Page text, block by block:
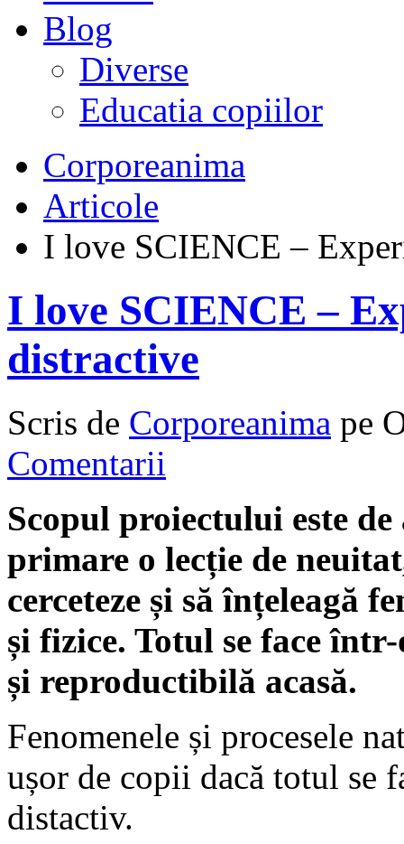
Blog
Diverse
Educatia copiilor
Corporeanima
Articole
I love SCIENCE –
I love SCIENCE –
distractive
Scris de Corporeanima pe
Comentarii
Scopul proiectului este
primare o lecție de
cerceteze și să înțeleagă
și fizice. Totul se face
și reproductibilă acasă.
Fenomenele și procesele
ușor de copii dacă totul se
distactiv.